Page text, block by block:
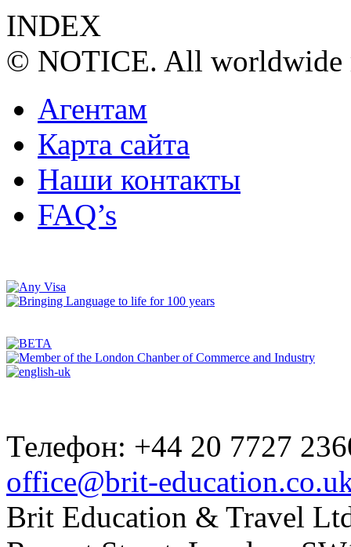
INDEX
© NOTICE. All worldwide
Агентам
Карта сайта
Наши контакты
FAQ’s
Телефон: +44 20 7727
office@brit-
Brit Education & Travel